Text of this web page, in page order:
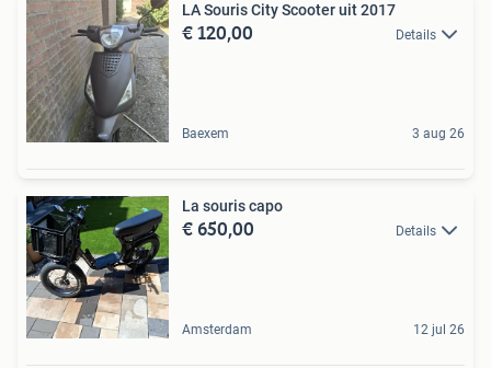
LA Souris City Scooter uit 2017
€ 120,00 Details
Baexem 3 aug 26
La souris capo
€ 650,00 Details
Amsterdam 12 jul 26